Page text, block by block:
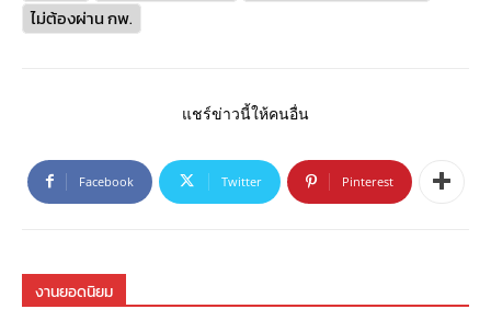
ไม่ต้องผ่าน กพ.
แชร์ข่าวนี้ให้คนอื่น
Facebook Twitter Pinterest
งานยอดนิยม